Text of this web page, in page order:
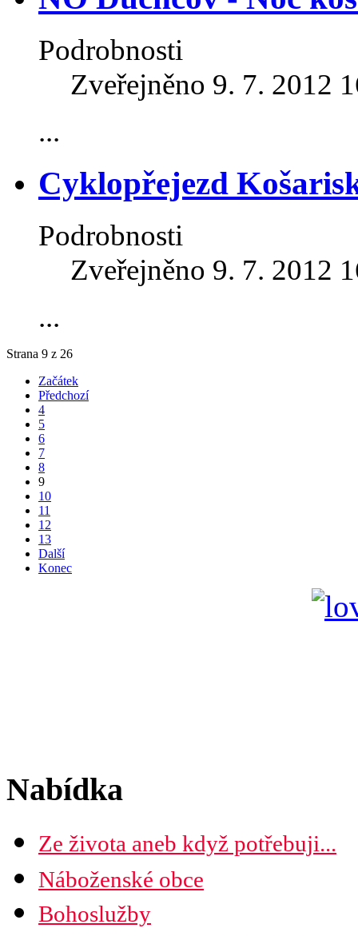
Podrobnosti
Zveřejněno 9. 7. 2012
...
Cyklopřejezd
Podrobnosti
Zveřejněno 9. 7. 2012
...
Strana 9 z 26
Začátek
Předchozí
4
5
6
7
8
9
10
11
12
13
Další
Konec
Nabídka
Ze života aneb když potřebuji...
Náboženské obce
Mapa diecéze
Bohoslužby